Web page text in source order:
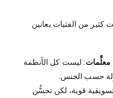
كثير من الفتيات يعانين
: ليست كل الأنظمة
حسب الجنس.
قوية، لكن تحسُّن